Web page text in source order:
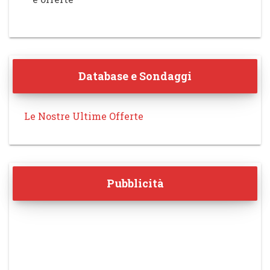
Database e Sondaggi
Le Nostre Ultime Offerte
Pubblicità